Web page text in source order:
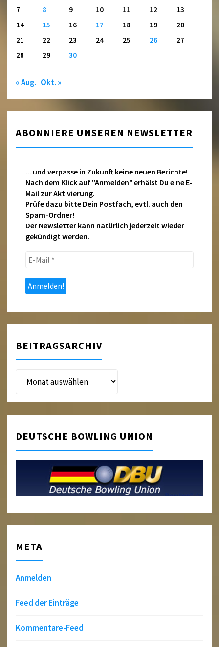
7
8 9 10 11 12
13
14
15 16 17 18 19
20
21
22 23 24 25 26
27
28
29 30
« Aug. Okt. »
ABONNIERE UNSEREN NEWSLETTER
... und verpasse in Zukunft keine neuen Berichte!
Nach dem Klick auf "Anmelden" erhälst Du eine E-
Mail zur Aktivierung.
Prüfe dazu bitte Dein Postfach, evtl. auch den
Spam-Ordner!
Der Newsletter kann natürlich jederzeit wieder
gekündigt werden.
E-
*
BEITRAGSARCHIV
Beitragsarchiv
DEUTSCHE BOWLING UNION
META
Anmelden
Feed der Einträge
Kommentare-Feed